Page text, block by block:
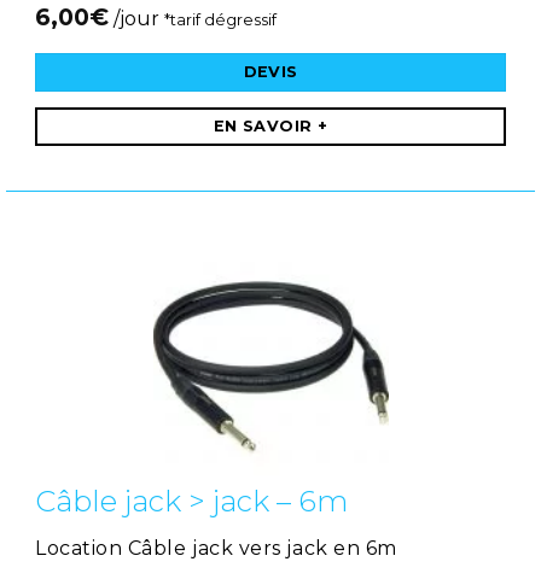
6,00€ /jour *tarif dégressif
DEVIS
EN SAVOIR +
Câble jack > jack – 6m
Location Câble jack vers jack en 6m